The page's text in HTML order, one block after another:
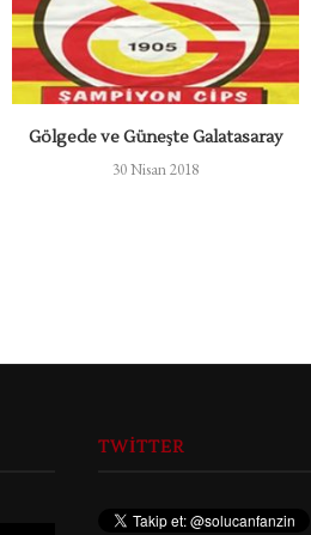
Gölgede ve Güneşte Galatasaray
30 Nisan 2018
TWITTER